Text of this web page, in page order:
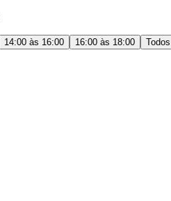
14:00 às 16:00 16:00 às 18:00
Todos